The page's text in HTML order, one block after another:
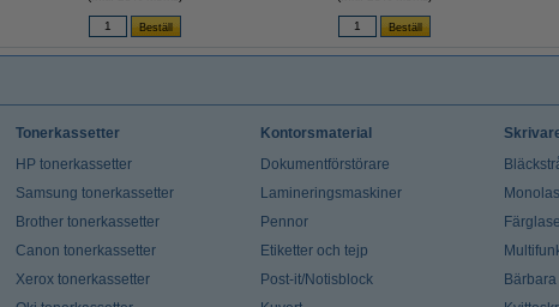
Tonerkassetter
HP tonerkassetter
Samsung tonerkassetter
Brother tonerkassetter
Canon tonerkassetter
Xerox tonerkassetter
Kontorsmaterial
Dokumentförstörare
Lamineringsmaskiner
Pennor
Etiketter och tejp
Post-it/Notisblock